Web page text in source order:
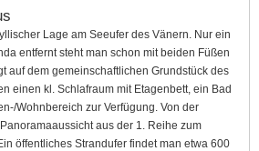
Lage am Seeufer des Vänern. Nur ein
entfernt steht man schon mit beiden Füßen
auf dem gemeinschaftlichen Grundstück des
einen kl. Schlafraum mit Etagenbett, ein Bad
Wohnbereich zur Verfügung. Von der
aus der 1. Reihe zum
öffentliches Strandufer findet man etwa 600